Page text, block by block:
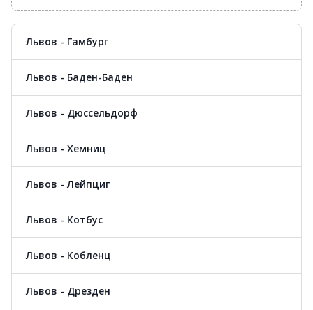
Львов - Гамбург
Львов - Баден-Баден
Львов - Дюссельдорф
Львов - Хемниц
Львов - Лейпциг
Львов - Котбус
Львов - Кобленц
Львов - Дрезден